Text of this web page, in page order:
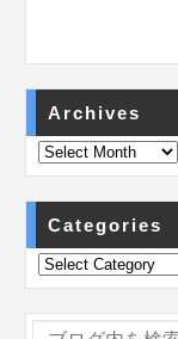
Archives
Categories